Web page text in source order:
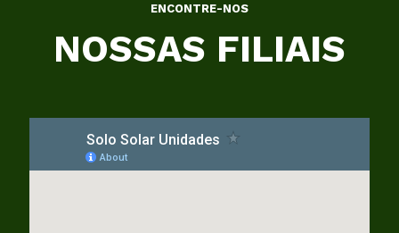
ENCONTRE-NOS
NOSSAS FILIAIS